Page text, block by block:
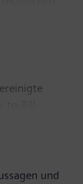
sowie und